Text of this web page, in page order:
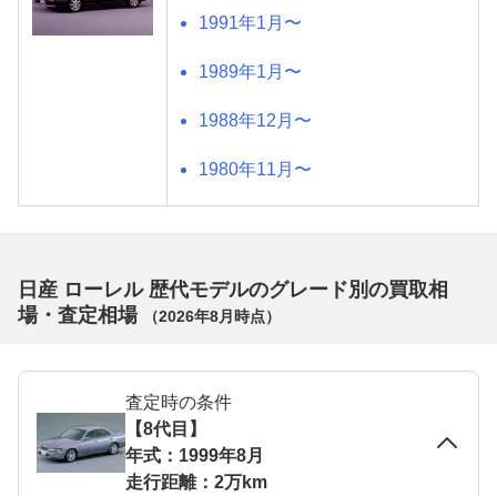
1991年1月〜
1989年1月〜
1988年12月〜
1980年11月〜
日産 ローレル 歴代モデルのグレード別の買取相
場・査定相場
（2026年8月 時点）
査定時の条件
【8代目】
年式：1999年8月
走行距離：2万km